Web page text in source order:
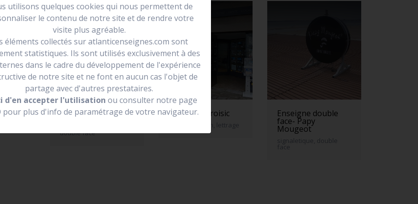
de se
forme
enseigne drapeau
double face
Vivre ici le croisic
enseigne neon, lettrage
Enseigne double
face- Papy
Mougeot
signaletique, double
face
utilisons quelques cookies qui nous permettent de
le contenu de notre site et de rendre votre
visite plus agréable.
éléments collectés sur atlanticenseignes.com sont
statistiques. Ils sont utilisés exclusivement à des
dans le cadre du développement de l'expérience
de notre site et ne font en aucun cas l'objet de
partage avec d'autres prestataires.
d'en accepter l'utilisation ou consulter notre page
pour plus d'info de paramétrage de votre navigateur.